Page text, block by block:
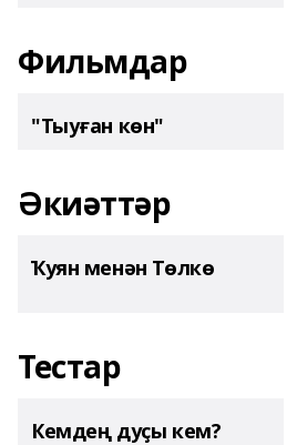
Фильмдар
"Тыуған көн"
Әкиәттәр
Ҡуян менән Төлкө
Тестар
Кемдең дуҫы кем?